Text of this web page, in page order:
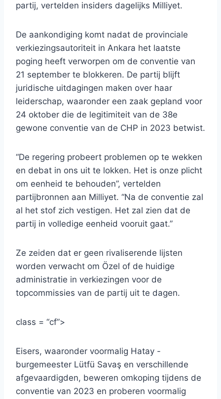
partij, vertelden insiders dagelijks Milliyet.
De aankondiging komt nadat de provinciale
verkiezingsautoriteit in Ankara het laatste
poging heeft verworpen om de conventie van
21 september te blokkeren. De partij blijft
juridische uitdagingen maken over haar
leiderschap, waaronder een zaak gepland voor
24 oktober die de legitimiteit van de 38e
gewone conventie van de CHP in 2023 betwist.
“De regering probeert problemen op te wekken
en debat in ons uit te lokken. Het is onze plicht
om eenheid te behouden”, vertelden
partijbronnen aan Milliyet. “Na de conventie zal
al het stof zich vestigen. Het zal zien dat de
partij in volledige eenheid vooruit gaat.”
Ze zeiden dat er geen rivaliserende lijsten
worden verwacht om Özel of de huidige
administratie in verkiezingen voor de
topcommissies van de partij uit te dagen.
class = “cf”>
Eisers, waaronder voormalig Hatay -
burgemeester Lütfü Savaş en verschillende
afgevaardigden, beweren omkoping tijdens de
conventie van 2023 en proberen voormalig